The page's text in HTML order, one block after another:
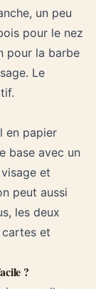
un peu
pour le nez
pour la barbe
Le
en papier
base avec un
et
peut aussi
les deux
et
?